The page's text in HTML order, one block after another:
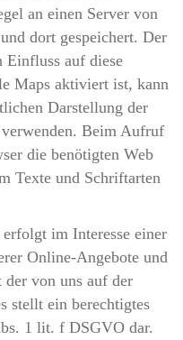
an einen Server von
dort gespeichert. Der
Einfluss auf diese
Maps aktiviert ist, kann
Darstellung der
Beim Aufruf
die benötigten Web
Texte und Schriftarten
im Interesse einer
Online-Angebote und
von uns auf der
stellt ein berechtigtes
1 lit. f DSGVO dar.